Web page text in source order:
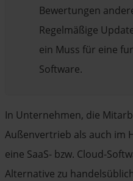
Bewertungen
Regelmäßige
ein Muss für eine
Software.
In Unternehmen, die
Außenvertrieb als auch im
eine SaaS- bzw. Cloud-
Alternative zu